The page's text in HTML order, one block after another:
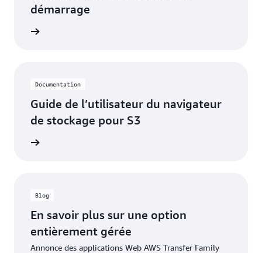
démarrage
Documentation
Guide de l’utilisateur du navigateur
de stockage pour S3
Blog
En savoir plus sur une option
entièrement gérée
Annonce des applications Web AWS Transfer Family